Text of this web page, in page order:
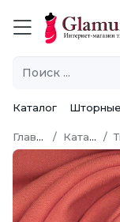
Каталог Шторные
Главная Каталог